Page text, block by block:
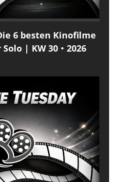
6 besten Kinofilme
| KW 30・2026